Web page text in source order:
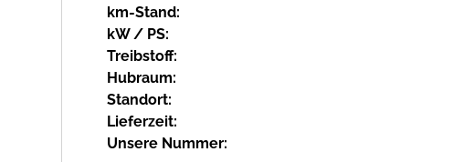
km-Stand:
kW / PS:
Treibstoff:
Hubraum:
Standort:
Lieferzeit:
Unsere Nummer: